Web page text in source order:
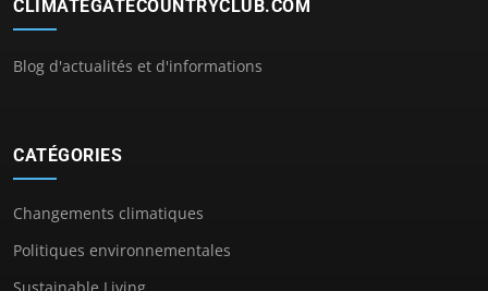
CLIMATEGATECOUNTRYCLUB.COM
Blog d'actualités et d'informations
CATÉGORIES
Changements climatiques
Politiques environnementales